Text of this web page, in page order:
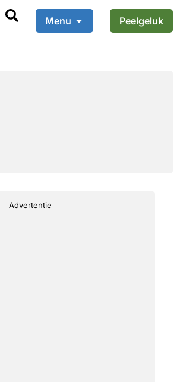
Menu Peelgeluk
Advertentie